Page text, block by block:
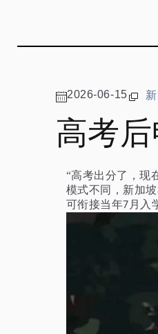
2026-06-15
高考
“高考出分了，现
模式不同，新加
可衔接当年7 月入